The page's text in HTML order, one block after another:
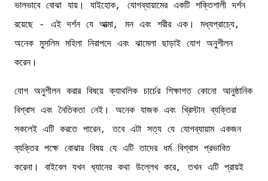
ভালভাবে বোঝা যায়। যাইহোক, যোগব্যায়ামের একটি শক্তিশালী দর্শন
রয়েছে - এই দর্শন যে আত্মা, মন এবং শরীর এক। মধ্যপ্রাচ্যে,
অনেক মুসলিম মহিলা নিরাপদে এবং ঝামেলা ছাড়াই যোগ অনুশীলন
করেন।
যোগ অনুশীলন করার বিষয়ে ক্যাথলিক চার্চের শিক্ষাগত কোনো আনুষ্ঠানিক
বিশ্বাস এবং নৈতিকতা নেই। অনেক যাজক এবং খ্রিস্টান ব্যক্তিরা
সকলেই এটি করতে পারেন, তবে এটা সত্য যে যোগব্যায়াম একজন
ব্যক্তির পক্ষে বোঝার বিষয় যে এটি তাদের ধর্ম বিশ্বাস প্রভাবিত
করেনা। বাইবেল যখন ধ্যানের কথা উল্লেখ করে, তখন এটি প্রায়ই